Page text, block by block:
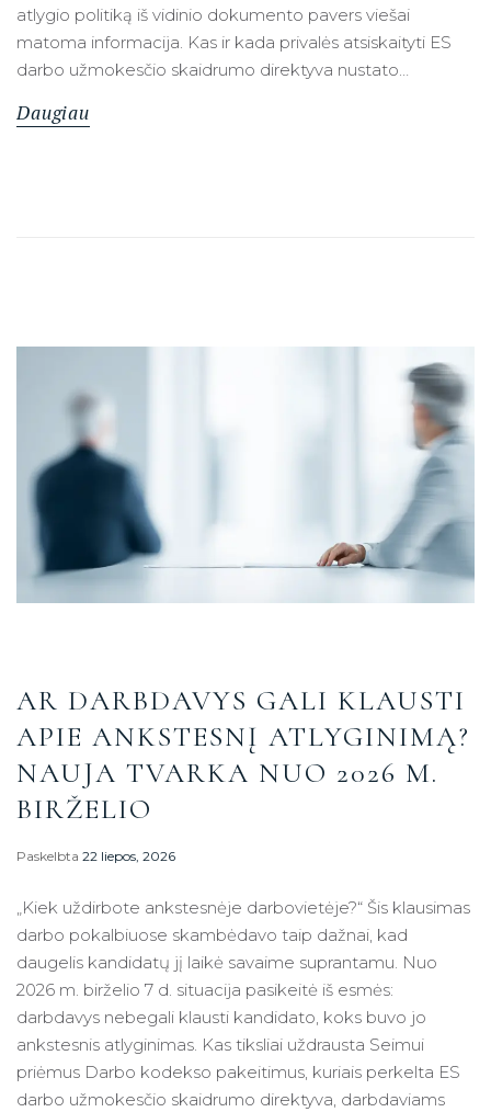
atlygio politiką iš vidinio dokumento pavers viešai
matoma informacija. Kas ir kada privalės atsiskaityti ES
darbo užmokesčio skaidrumo direktyva nustato…
Daugiau
AR DARBDAVYS GALI KLAUSTI
APIE ANKSTESNĮ ATLYGINIMĄ?
NAUJA TVARKA NUO 2026 M.
BIRŽELIO
Paskelbta 22 liepos, 2026
„Kiek uždirbote ankstesnėje darbovietėje?“ Šis klausimas
darbo pokalbiuose skambėdavo taip dažnai, kad
daugelis kandidatų jį laikė savaime suprantamu. Nuo
2026 m. birželio 7 d. situacija pasikeitė iš esmės:
darbdavys nebegali klausti kandidato, koks buvo jo
ankstesnis atlyginimas. Kas tiksliai uždrausta Seimui
priėmus Darbo kodekso pakeitimus, kuriais perkelta ES
darbo užmokesčio skaidrumo direktyva, darbdaviams